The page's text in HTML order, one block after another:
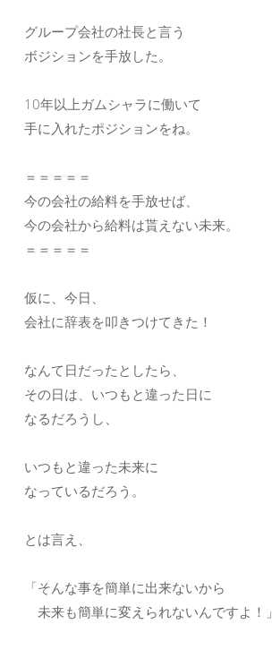
グループ会社の社長と言う
ボジションを手放した。
10年以上ガムシャラに働いて
手に入れたポジションをね。
＝＝＝＝＝
今の会社の給料を手放せば、
今の会社から給料は貰えない未来。
＝＝＝＝＝
仮に、今日、
会社に辞表を叩きつけてきた！
なんて日だったとしたら、
その日は、いつもと違った日に
なるだろうし、
いつもと違った未来に
なっているだろう。
とは言え、
「そんな事を簡単に出来ないから
未来も簡単に変えられないんですよ！」